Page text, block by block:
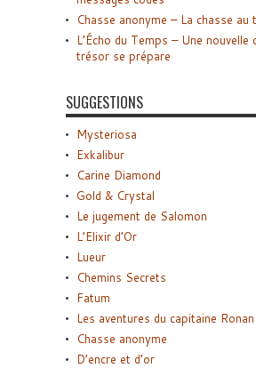
Chasse anonyme – La chasse au
L’Écho du Temps – Une nouvelle
trésor se prépare
SUGGESTIONS
Mysteriosa
Exkalibur
Carine Diamond
Gold & Crystal
Le jugement de Salomon
L’Elixir d’Or
Lueur
Chemins Secrets
Fatum
Les aventures du capitaine Ronan
Chasse anonyme
D’encre et d’or